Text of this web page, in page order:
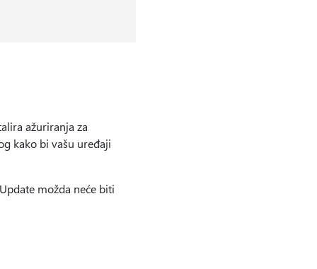
ažuriranja za
kako bi vašu uređaji
možda neće biti